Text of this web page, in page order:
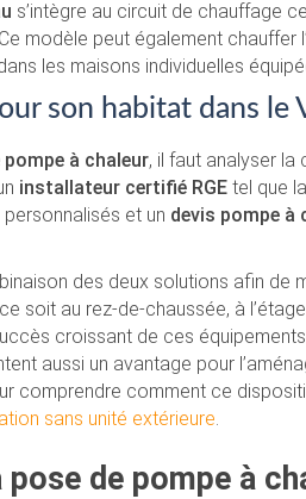
s’intègre au circuit de chauffage
modèle peut également chauffer
les maisons individuelles
son habitat dans le
à chaleur, il faut analyser
installateur certifié RGE tel que
et un devis pompe à
des deux solutions afin de
soit au rez-de-chaussée, à
croissant de ces
aussi un avantage pour
comprendre comment ce
sans unité extérieure.
de pompe à